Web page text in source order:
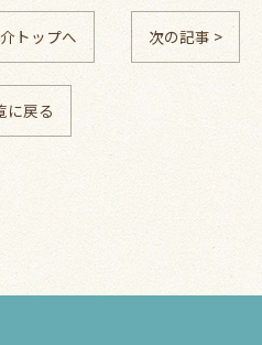
トップへ 次の記事 >
に戻る